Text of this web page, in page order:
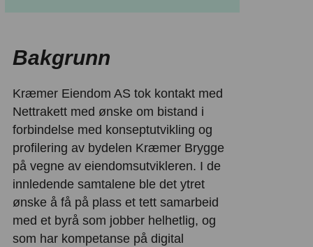
Bakgrunn
Kræmer Eiendom AS tok kontakt med
Nettrakett med ønske om bistand i
forbindelse med konseptutvikling og
profilering av bydelen Kræmer Brygge
på vegne av eiendomsutvikleren. I de
innledende samtalene ble det ytret
ønske å få på plass et tett samarbeid
med et byrå som jobber helhetlig, og
som har kompetanse på digital